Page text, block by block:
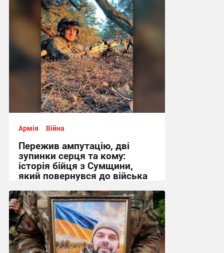
Армія Війна
Пережив ампутацію, дві
зупинки серця та кому:
історія бійця з Сумщини,
який повернувся до війська
09:24, 30.07.2026